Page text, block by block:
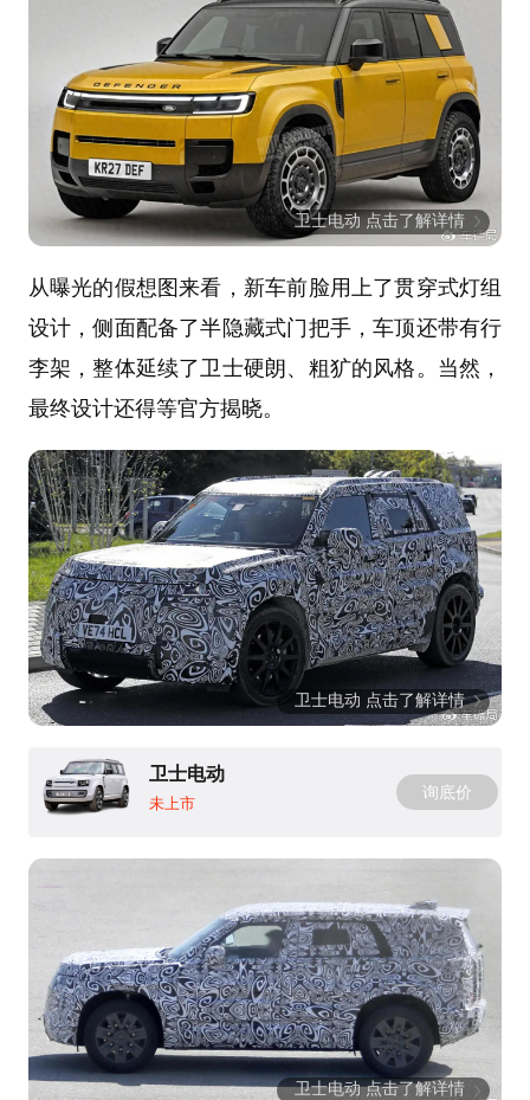
卫士电动 点击了解详情
从曝光的假想图来看，新车前脸用上了贯穿式灯组
设计，侧面配备了半隐藏式门把手，车顶还带有行
李架，整体延续了卫士硬朗、粗犷的风格。当然，
最终设计还得等官方揭晓。
卫士电动 点击了解详情
卫士电动
未上市
询底价
卫士电动 点击了解详情